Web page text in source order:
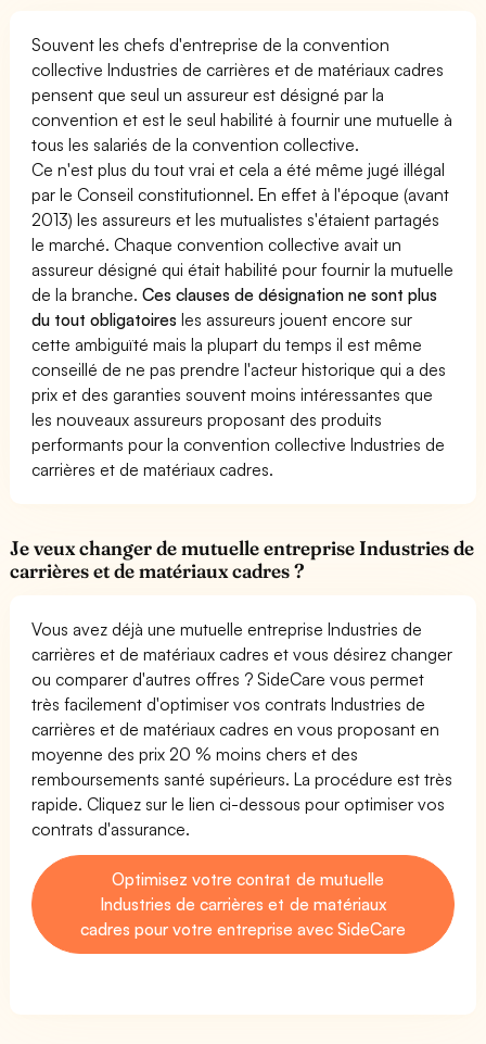
Souvent les chefs d'entreprise de la convention
collective Industries de carrières et de matériaux cadres
pensent que seul un assureur est désigné par la
convention et est le seul habilité à fournir une mutuelle à
tous les salariés de la convention collective.
Ce n'est plus du tout vrai et cela a été même jugé illégal
par le Conseil constitutionnel. En effet à l'époque (avant
2013) les assureurs et les mutualistes s'étaient partagés
le marché. Chaque convention collective avait un
assureur désigné qui était habilité pour fournir la mutuelle
de la branche.Ces clauses de désignation ne sont plus
du tout obligatoires les assureurs jouent encore sur
cette ambiguïté mais la plupart du temps il est même
conseillé de ne pas prendre l'acteur historique qui a des
prix et des garanties souvent moins intéressantes que
les nouveaux assureurs proposant des produits
performants pour la convention collective Industries de
carrières et de matériaux cadres.
Je veux changer de mutuelle entreprise Industries de
carrières et de matériaux cadres ?
Vous avez déjà une mutuelle entreprise Industries de
carrières et de matériaux cadres et vous désirez changer
ou comparer d'autres offres ? SideCare vous permet
très facilement d'optimiser vos contrats Industries de
carrières et de matériaux cadres en vous proposant en
moyenne des prix 20 % moins chers et des
remboursements santé supérieurs. La procédure est très
rapide. Cliquez sur le lien ci-dessous pour optimiser vos
contrats d'assurance.
Optimisez votre contrat de mutuelle
Industries de carrières et de matériaux
cadres pour votre entreprise avec SideCare